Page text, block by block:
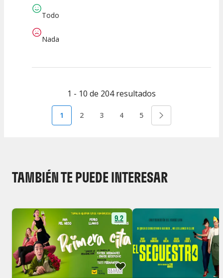
Todo
Nada
1 - 10 de 204 resultados
1 2 3 4 5
TAMBIÉN TE PUEDE INTERESAR
9.2